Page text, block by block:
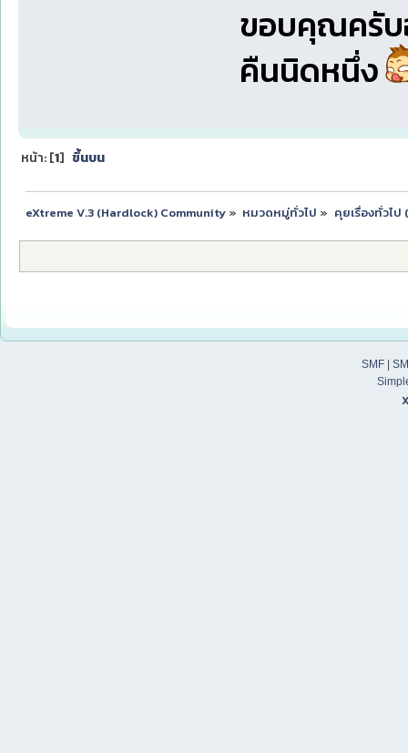
ขอบคุณครับ
คืนนิดหนึ่ง
หน้า: [1] ขึ้นบน
eXtreme V.3 (Hardlock) Community» หมวดหมู่ทั่วไป » คุยเรื่องทั่วไป
SMF|